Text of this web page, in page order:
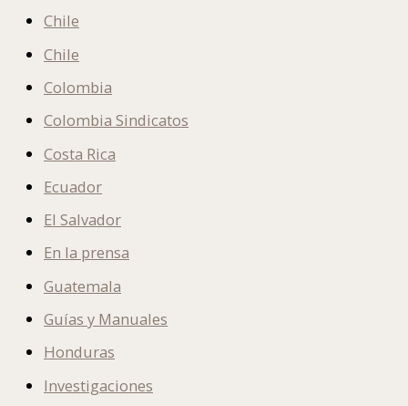
Chile
Chile
Colombia
Colombia Sindicatos
Costa Rica
Ecuador
El Salvador
En la prensa
Guatemala
Guías y Manuales
Honduras
Investigaciones